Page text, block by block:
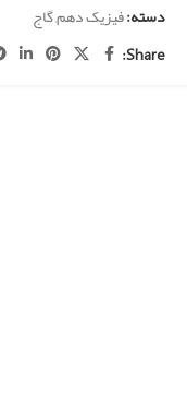
دسته:فیزیک دهم,گاج
Share: